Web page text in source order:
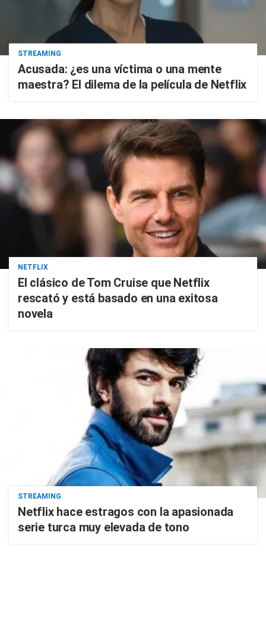
STREAMING
Acusada: ¿es una víctima o una mente
maestra? El dilema de la película de Netflix
NETFLIX
El clásico de Tom Cruise que Netflix
rescató y está basado en una exitosa
novela
STREAMING
Netflix hace estragos con la apasionada
serie turca muy elevada de tono